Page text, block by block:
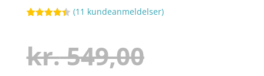
baseret
på
kundebedø
(11 kundeanmeldelser)
kr.549,00